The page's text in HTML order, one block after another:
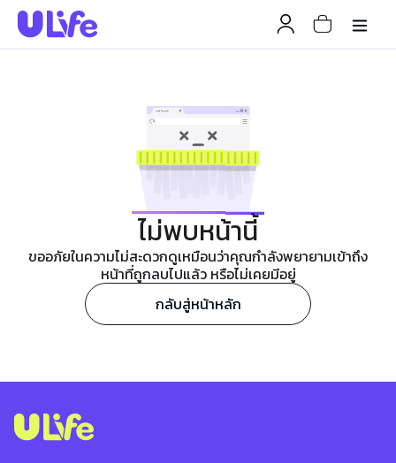
ไม่พบหน้านี้
ขออภัยในความไม่สะดวกดูเหมือนว่าคุณกำลังพยายามเข้าถึง
หน้าที่ถูกลบไปแล้ว หรือไม่เคยมีอยู่
กลับสู่หน้าหลัก